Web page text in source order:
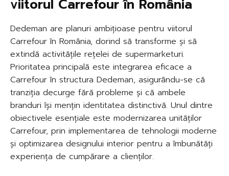
viitorul Carrefour în România
Dedeman are planuri ambițioase pentru viitorul
Carrefour în România, dorind să transforme și să
extindă activitățile rețelei de supermarketuri.
Prioritatea principală este integrarea eficace a
Carrefour în structura Dedeman, asigurându-se că
tranziția decurge fără probleme și că ambele
branduri își mențin identitatea distinctivă. Unul dintre
obiectivele esențiale este modernizarea unităților
Carrefour, prin implementarea de tehnologii moderne
și optimizarea designului interior pentru a îmbunătăți
experiența de cumpărare a clienților.